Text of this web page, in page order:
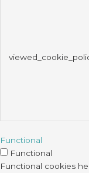
Functional
Functional
Functional cookies